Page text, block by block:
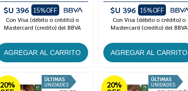
$U 396
15%OFF
Con Visa (débito o crédito) o
Mastercard (credito) del BBVA
$U 396
15%OFF
Con Visa (débito o crédito) o
Mastercard (credito) del BBVA
20% 20%